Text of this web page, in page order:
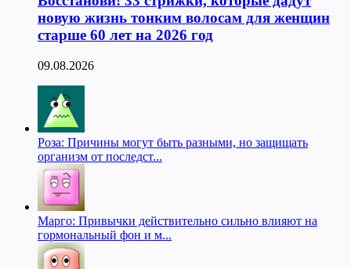
новую жизнь тонким волосам для женщин
старше 60 лет на 2026 год
09.08.2026
Роза: Причины могут быть разными, но защищать
организм от последст...
Марго: Привычки действительно сильно влияют на
гормональный фон и м...